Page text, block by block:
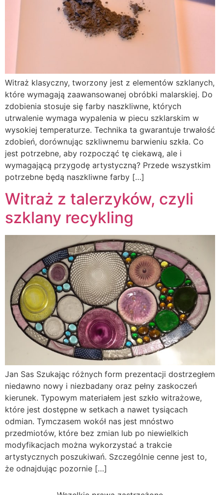
Witraż klasyczny, tworzony jest z elementów szklanych,
które wymagają zaawansowanej obróbki malarskiej. Do
zdobienia stosuje się farby naszkliwne, których
utrwalenie wymaga wypalenia w piecu szklarskim w
wysokiej temperaturze. Technika ta gwarantuje trwałość
zdobień, dorównując szkliwnemu barwieniu szkła. Co
jest potrzebne, aby rozpocząć tę ciekawą, ale i
wymagającą przygodę artystyczną? Przede wszystkim
potrzebne będą naszkliwne farby […]
Witraż z talerzyków, czyli
szklany recykling
Jan Sas Szukając różnych form prezentacji dostrzegłem
niedawno nowy i niezbadany oraz pełny zaskoczeń
kierunek. Typowym materiałem jest szkło witrażowe,
które jest dostępne w setkach a nawet tysiącach
odmian. Tymczasem wokół nas jest mnóstwo
przedmiotów, które bez zmian lub po niewielkich
modyfikacjach można wykorzystać a trakcie
artystycznych poszukiwań. Szczególnie cenne jest to,
że odnajdując pozornie […]